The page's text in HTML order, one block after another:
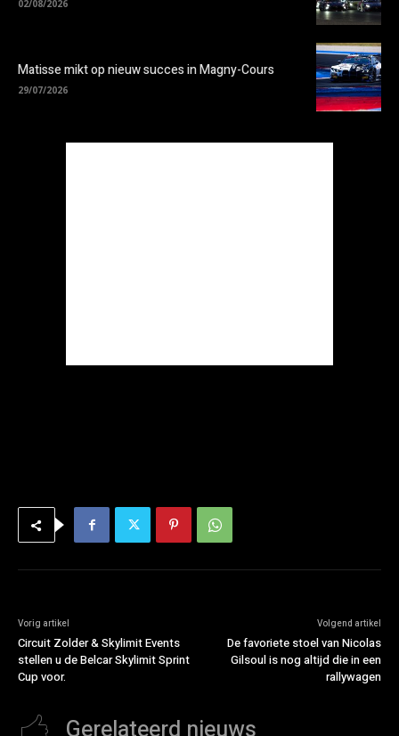
02/08/2026
Matisse mikt op nieuw succes in Magny-Cours
29/07/2026
Vorig artikel
Circuit Zolder & Skylimit Events
stellen u de Belcar Skylimit Sprint
Cup voor.
Volgend artikel
De favoriete stoel van Nicolas
Gilsoul is nog altijd die in een
rallywagen